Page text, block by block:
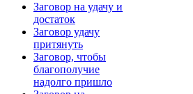
Заговор на удачу и
достаток
Заговор удачу
притянуть
Заговор, чтобы
благополучие
надолго пришло